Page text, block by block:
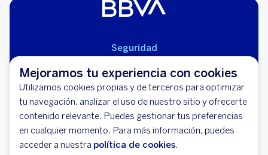
Mejoramos tu experiencia con cookies
Utilizamos cookies propias y de terceros para optimizar
tu navegación, analizar el uso de nuestro sitio y ofrecerte
contenido relevante. Puedes gestionar tus preferencias
en cualquier momento. Para más información, puedes
acceder a nuestra política de cookies.
Seguridad
Cláusulas Generales de Contratación
Mapa del Sitio
Libro de Reclamaciones
Llámanos (01) 595-0000
Banco BBVA Perú - RUC 20100130204
Av. República de Panamá 3055 - San Isidro